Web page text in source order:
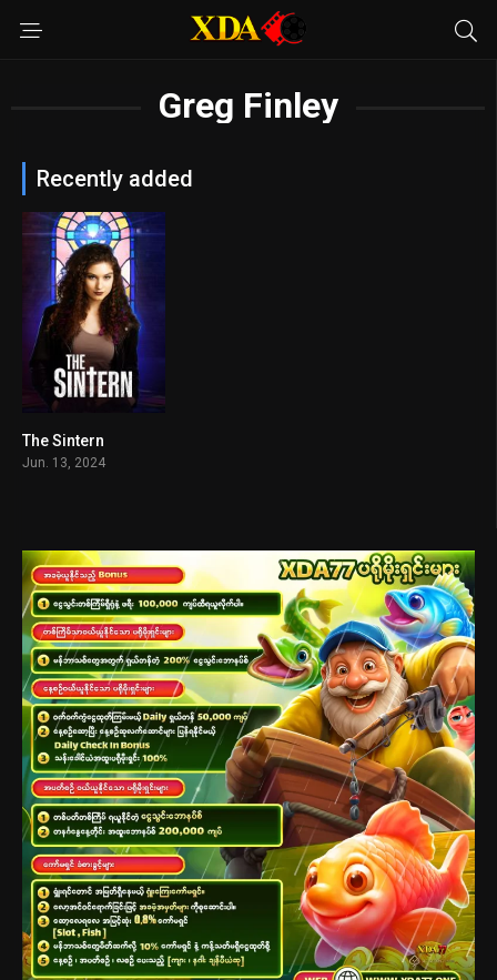
Greg Finley
Recently added
The Sintern
Jun. 13, 2024